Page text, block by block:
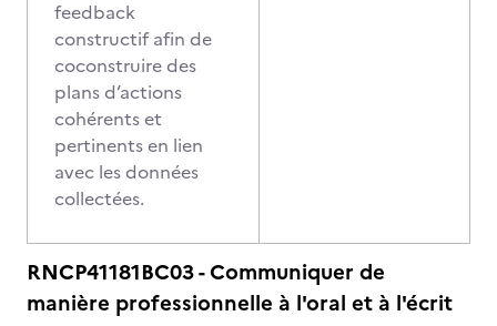
feedback
constructif afin de
coconstruire des
plans d’actions
cohérents et
pertinents en lien
avec les données
collectées.
RNCP41181BC03 - Communiquer de
manière professionnelle à l'oral et à l'écrit